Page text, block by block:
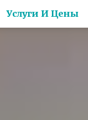
Услуги И Цены